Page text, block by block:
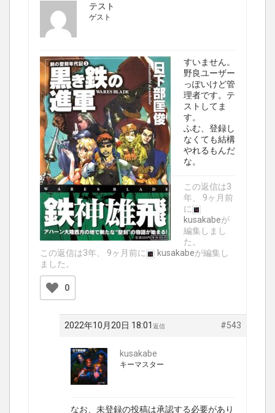
テスト
ゲスト
すいません。
野良ユーザー
っぽいけど管
理者です。テ
ストしてま
す。
ふむ、登録し
なくても結構
やれるもんだ
な。
この返信は3
年、 9ヶ月前
に
kusakabeが
編集しまし
た。
この返信は3年、 9ヶ月前に
kusakabeが編集し
ました。
0
2022年10月20日 18:01 #543
返信
kusakabe
キーマスター
なお、未登録の投稿は承認する必要があり